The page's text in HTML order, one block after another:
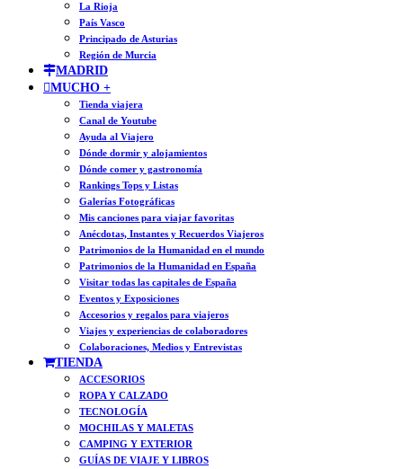
La Rioja
País Vasco
Principado de Asturias
Región de Murcia
MADRID
MUCHO +
Tienda viajera
Canal de Youtube
Ayuda al Viajero
Dónde dormir y alojamientos
Dónde comer y gastronomía
Rankings Tops y Listas
Galerías Fotográficas
Mis canciones para viajar favoritas
Anécdotas, Instantes y Recuerdos Viajeros
Patrimonios de la Humanidad en el mundo
Patrimonios de la Humanidad en España
Visitar todas las capitales de España
Eventos y Exposiciones
Accesorios y regalos para viajeros
Viajes y experiencias de colaboradores
Colaboraciones, Medios y Entrevistas
TIENDA
ACCESORIOS
ROPA Y CALZADO
TECNOLOGÍA
MOCHILAS Y MALETAS
CAMPING Y EXTERIOR
GUÍAS DE VIAJE Y LIBROS